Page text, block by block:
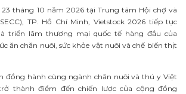
23 tháng 10 năm 2026 tại Trung tâm Hội chợ và
TP. Hồ Chí Minh, Vietstock 2026 tiếp tục
triển lãm thương mại quốc tế hàng đầu của
ăn chăn nuôi, sức khỏe vật nuôi và chế biến thịt
đồng hành cùng ngành chăn nuôi và thú y Việt
thành điểm đến chiến lược của cộng đồng